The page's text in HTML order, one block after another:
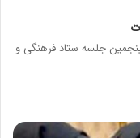
جلسه ستاد فرهنگی و